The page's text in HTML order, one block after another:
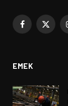
Facebook
X
EMEK